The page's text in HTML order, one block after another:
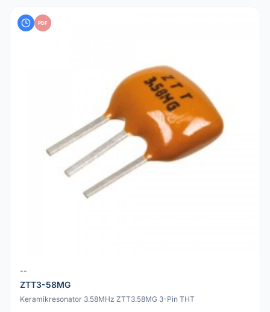
PDF
--
ZTT3-58MG
Keramikresonator 3.58MHz ZTT3.58MG 3-Pin THT